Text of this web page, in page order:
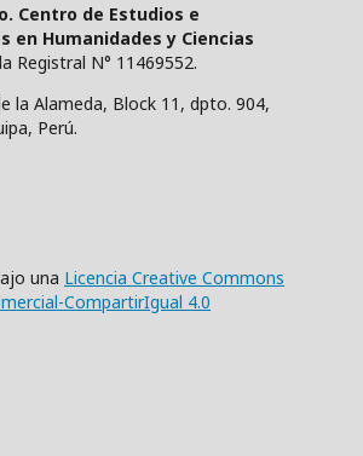
Centro de Estudios e
en Humanidades y Ciencias
Registral N° 11469552.
la Alameda, Block 11, dpto. 904,
Perú.
una Licencia Creative Commons
CompartirIgual 4.0